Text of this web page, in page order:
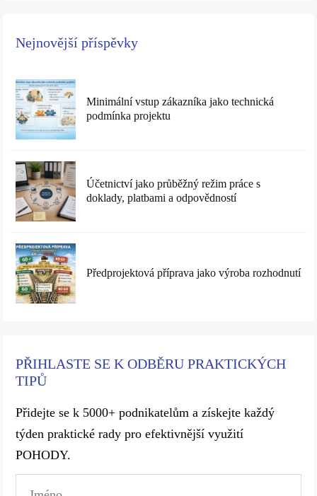
Nejnovější příspěvky
Minimální vstup zákazníka jako technická
podmínka projektu
Účetnictví jako průběžný režim práce s
doklady, platbami a odpovědností
Předprojektová příprava jako výroba rozhodnutí
PŘIHLASTE SE K ODBĚRU PRAKTICKÝCH
TIPŮ
Přidejte se k 5000+ podnikatelům a získejte každý
týden praktické rady pro efektivnější využití
POHODY.